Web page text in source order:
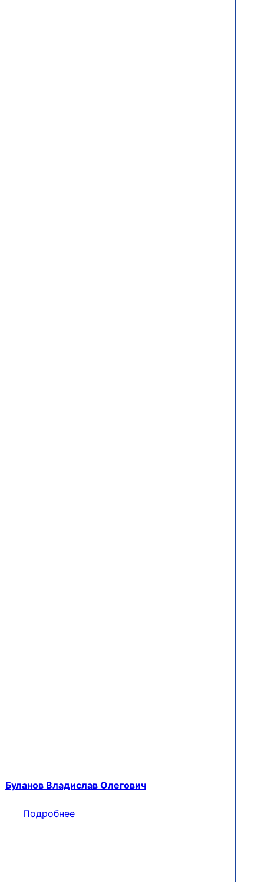
Буланов Владислав Олегович
Подробнее